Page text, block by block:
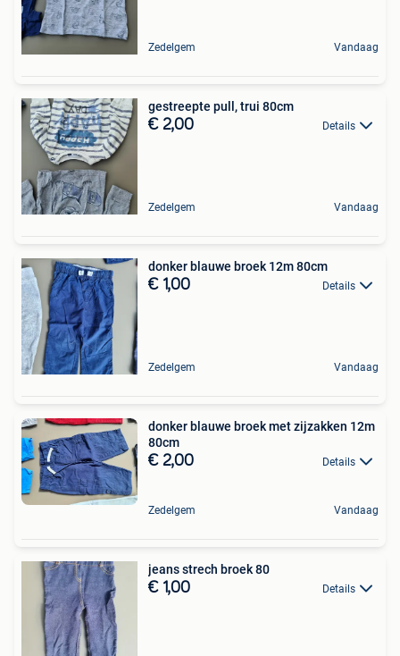
Zedelgem Vandaag
gestreepte pull, trui 80cm
€ 2,00 Details
Zedelgem Vandaag
donker blauwe broek 12m 80cm
€ 1,00 Details
Zedelgem Vandaag
donker blauwe broek met zijzakken 12m
80cm
€ 2,00 Details
Zedelgem Vandaag
jeans strech broek 80
€ 1,00 Details